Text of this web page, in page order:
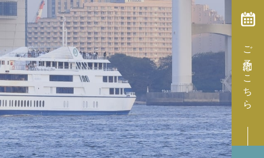
ご予約はこちら